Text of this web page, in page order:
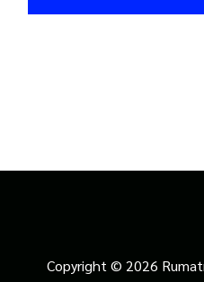
Copyright © 2026